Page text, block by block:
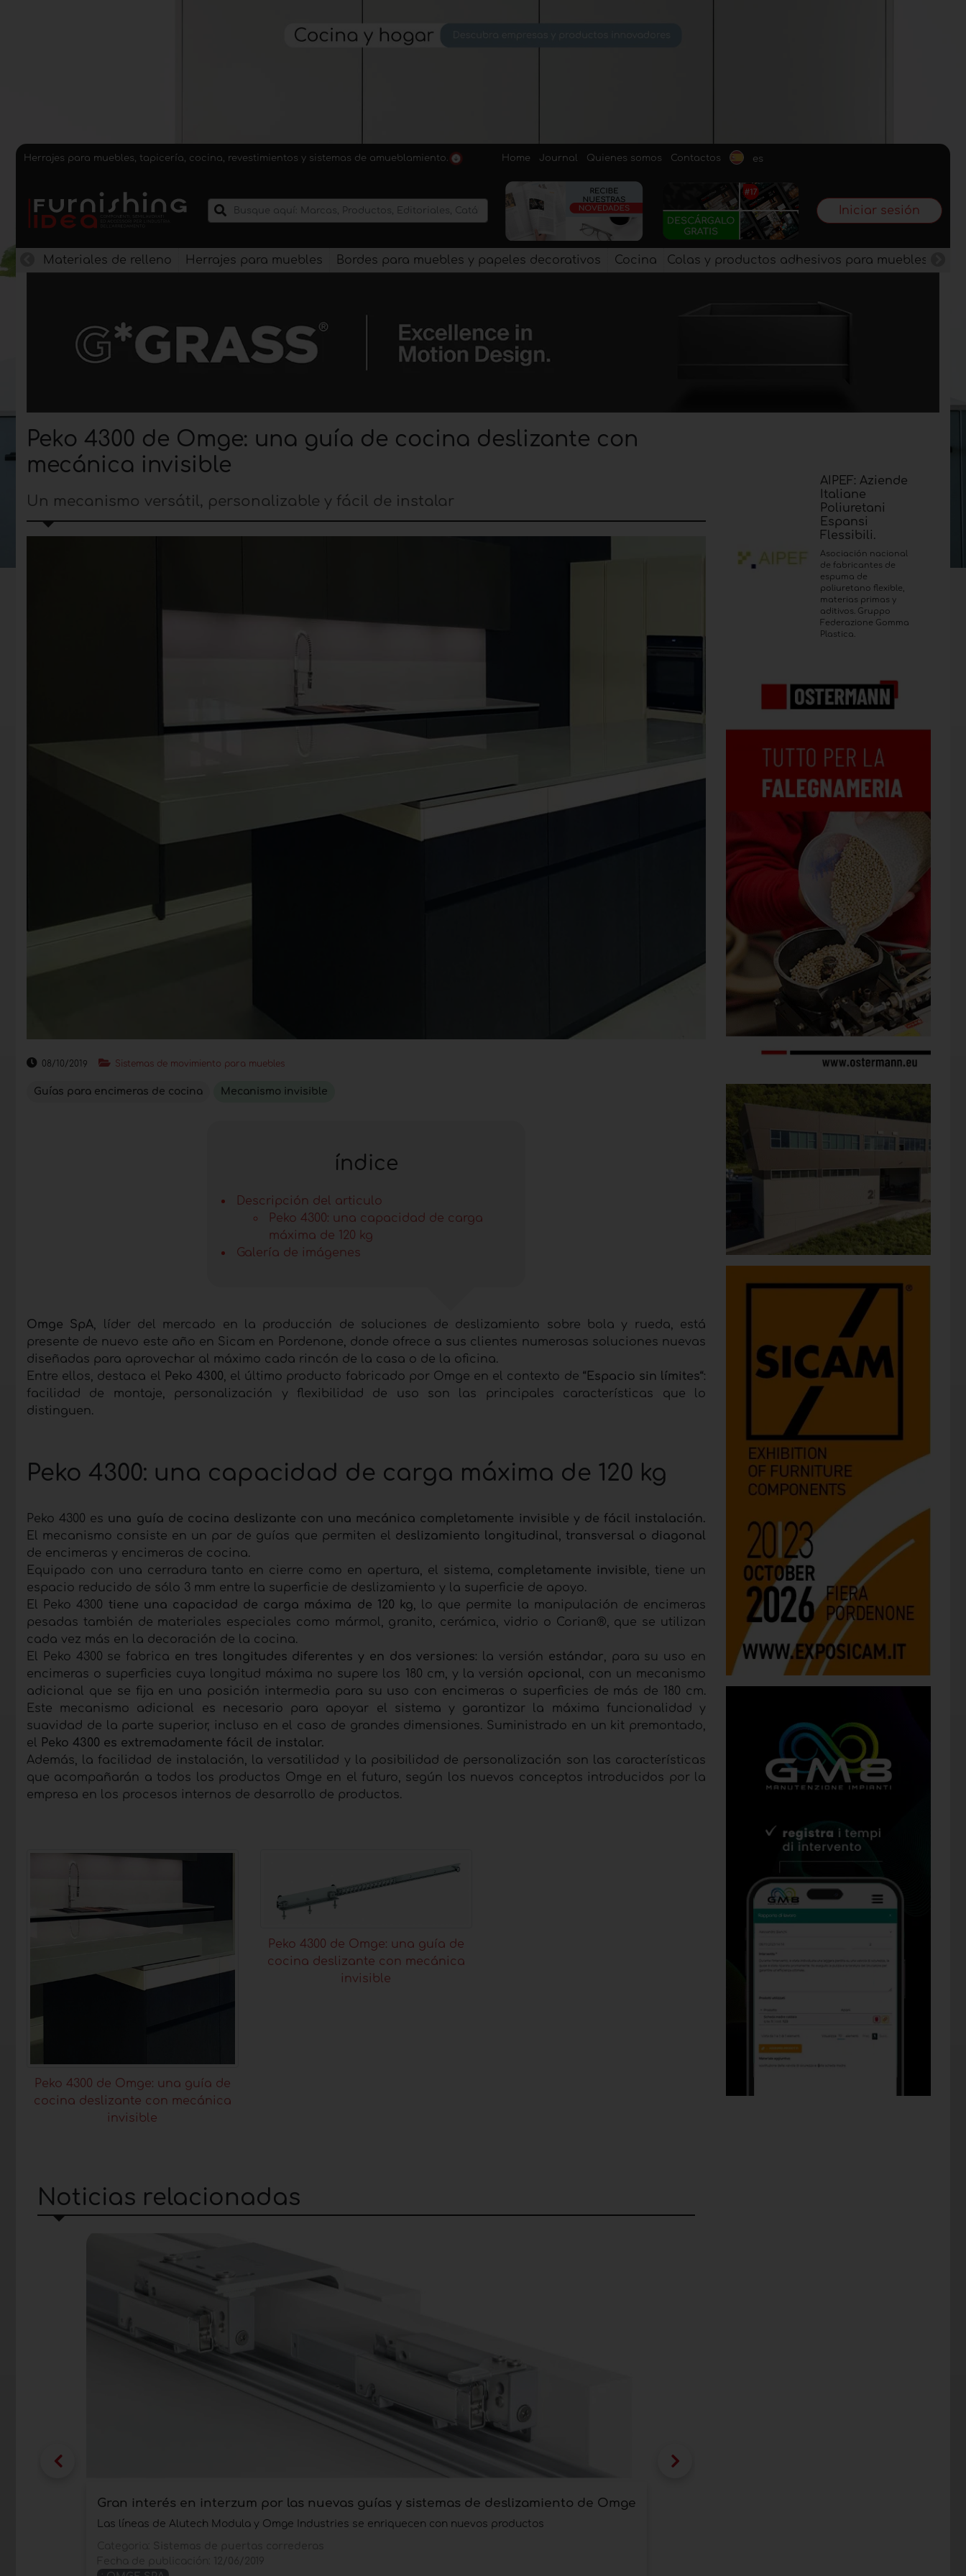
Herrajes para muebles, tapicería, cocina, revestimientos y sistemas de amueblamiento. Home Journal Quienes somos Contactos es
Iniciar sesión
Materiales de relleno Herrajes para muebles Bordes para muebles y papeles decorativos Cocina Colas y productos adhesivos para muebles
Peko 4300 de Omge: una guía de cocina deslizante con
mecánica invisible
Un mecanismo versátil, personalizable y fácil de instalar
08/10/2019 Sistemas de movimiento para muebles
Guías para encimeras de cocina Mecanismo invisible
índice
Descripción del articulo
Peko 4300: una capacidad de carga
máxima de 120 kg
Galería de imágenes
Omge SpA , líder del mercado en la producción de soluciones de deslizamiento sobre bola y rueda, está
presente de nuevo este año en Sicam en Pordenone, donde ofrece a sus clientes numerosas soluciones nuevas
diseñadas para aprovechar al máximo cada rincón de la casa o de la oficina.
Entre ellos, destaca el
Peko 4300 , el último producto fabricado por Omge en el contexto de “Espacio sin límites“:
facilidad de montaje, personalización y flexibilidad de uso son las principales características que lo
distinguen.
Peko 4300: una capacidad de carga máxima de 120 kg
Peko 4300 es una guía de cocina deslizante con una mecánica completamente invisible y de fácil instalación.
El mecanismo consiste en un par de guías que permiten el deslizamiento longitudinal, transversal o diagonal
de encimeras y encimeras de cocina.
Equipado con una cerradura tanto en cierre como en apertura, el sistema, completamente invisible , tiene un
espacio reducido de sólo 3 mm entre la superficie de deslizamiento y la superficie de apoyo.
El Peko 4300 tiene una capacidad de carga máxima de 120 kg , lo que permite la manipulación de encimeras
pesadas también de materiales especiales como mármol, granito, cerámica, vidrio o Corian®, que se utilizan
cada vez más en la decoración de la cocina.
El Peko 4300 se fabrica en tres longitudes diferentes y en dos versiones: la versión estándar , para su uso en
encimeras o superficies cuya longitud máxima no supere los 180 cm, y la versión opcional
, con un mecanismo
adicional que se fija en una posición intermedia para su uso con encimeras o superficies de más de 180 cm.
Este mecanismo adicional es necesario para apoyar el sistema y garantizar la máxima funcionalidad y
suavidad de la parte superior, incluso en el caso de grandes dimensiones. Suministrado en un kit premontado,
el
Peko 4300 es extremadamente fácil de instalar.
Además, la facilidad de instalación, la versatilidad y la posibilidad de personalización son las características
que acompañarán a todos los productos Omge en el futuro, según los nuevos conceptos introducidos por la
empresa en los procesos internos de desarrollo de productos.
Peko 4300 de Omge: una guía de
cocina deslizante con mecánica
invisible
Peko 4300 de Omge: una guía de
cocina deslizante con mecánica
invisible
Noticias relacionadas
Gran interés en interzum por las nuevas guías y sistemas de deslizamiento de Omge
Las líneas de Alutech Modula y Omge Industries se enriquecen con nuevos productos
AIPEF: Aziende
Italiane
Poliuretani
Espansi
Flessibili.
Asociación nacional
de fabricantes de
espuma de
poliuretano flexible,
materias primas y
aditivos. Gruppo
Federazione Gomma
Plastica.